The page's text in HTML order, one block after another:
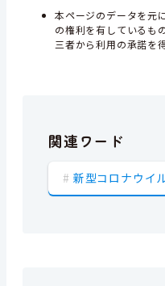
本ページのデータを元
の権利を有しているも
三者から利用の承諾を
関連ワード
新型コロナウイ